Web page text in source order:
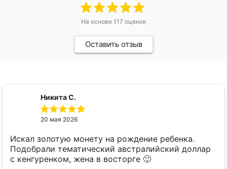
На основе 117 оценок
Оставить отзыв
Никита С.
20 мая 2026
Искал золотую монету на рождение ребенка.
Подобрали тематический австралийский доллар
с кенгуренком, жена в восторге 🙂